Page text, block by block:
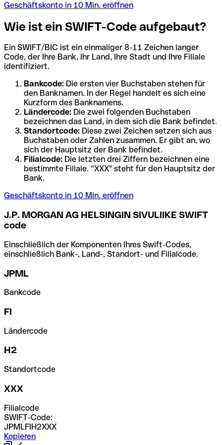
Geschäftskonto in 10 Min. eröffnen
Wie ist ein SWIFT-Code aufgebaut?
Ein SWIFT/BIC ist ein einmaliger 8-11 Zeichen langer
Code, der Ihre Bank, Ihr Land, Ihre Stadt und Ihre Filiale
identifiziert.
Bankcode: Die ersten vier Buchstaben stehen für
den Banknamen. In der Regel handelt es sich eine
Kurzform des Banknamens.
Ländercode: Die zwei folgenden Buchstaben
bezeichnen das Land, in dem sich die Bank befindet.
Standortcode: Diese zwei Zeichen setzen sich aus
Buchstaben oder Zahlen zusammen. Er gibt an, wo
sich der Hauptsitz der Bank befindet.
Filialcode: Die letzten drei Ziffern bezeichnen eine
bestimmte Filiale. “XXX" steht für den Hauptsitz der
Bank.
Geschäftskonto in 10 Min. eröffnen
J.P. MORGAN AG HELSINGIN SIVULIIKE SWIFT
code
Einschließlich der Komponenten Ihres Swift-Codes,
einschließlich Bank-, Land-, Standort- und Filialcode.
JPML
Bankcode
FI
Ländercode
H2
Standortcode
XXX
Filialcode
SWIFT-Code:
JPMLFIH2XXX
Kopieren